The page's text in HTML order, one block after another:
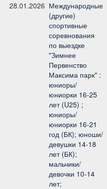
28.01.2026 Международные
(другие)
спортивные
соревнования
по выездке
"Зимнее
Первенство
Максима парк" :
юниоры/
юниорки 16-25
лет (U25) ;
юниоры/
юниорки 16-21
год (БК); юноши/
девушки 14-18
лет (БК);
мальчики/
девочки 10-14
лет;